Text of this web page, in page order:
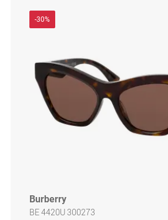
-30%
Burberry
BE 4420U 300273